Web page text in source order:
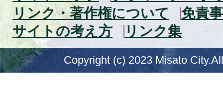
リンク・著作権について
免責
サイトの考え方
リンク集
Copyright (c) 2023 Misato